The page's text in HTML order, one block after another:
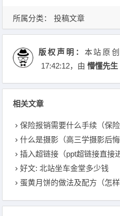
所属分类： 投稿文章
版权声明： 本站原
17:42:12，由懵懂先生
相关文章
保险报销需要什么手续（保险
什么是摄影（高三学摄影后悔
插入超链接（ppt超链接直接
好文: 北站坐车金堂多少钱
蛋黄月饼的做法及配方（怎样